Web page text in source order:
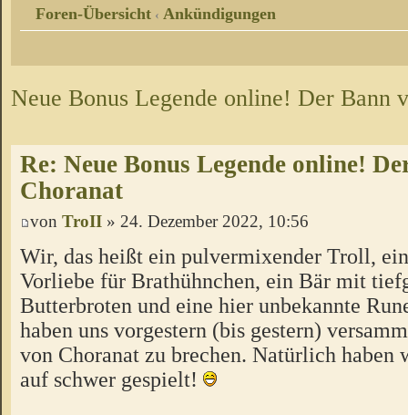
Foren-Übersicht ‹ Ankündigungen
Neue Bonus Legende online! Der Bann
Re: Neue Bonus Legende online!
Choranat
von TroII » 24. Dezember 2022, 10:56
Wir, das heißt ein pulvermixender Troll,
Vorliebe für Brathühnchen, ein Bär mit
Butterbroten und eine hier unbekannte
haben uns vorgestern (bis gestern)
von Choranat zu brechen. Natürlich haben
auf schwer gespielt!